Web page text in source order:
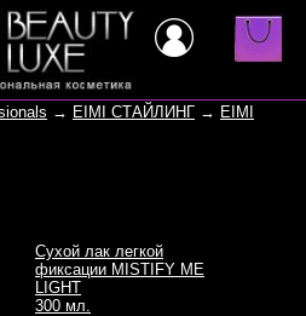
→ EIMI СТАЙЛИНГ → EIMI
Сухой лак легкой
фиксации MISTIFY ME
LIGHT
300 мл.